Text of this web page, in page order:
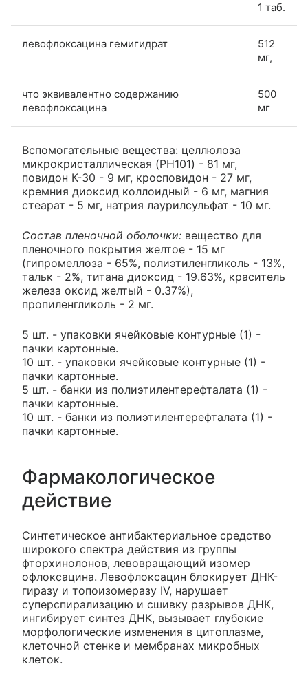
1 таб.
левофлоксацина гемигидрат
512
мг,
что эквивалентно содержанию
левофлоксацина
500
мг
Вспомогательные вещества: целлюлоза
микрокристаллическая (PH101) - 81 мг,
повидон К-30 - 9 мг, кросповидон - 27 мг,
кремния диоксид коллоидный - 6 мг, магния
стеарат - 5 мг, натрия лаурилсульфат - 10 мг.
Состав пленочной оболочки: вещество для
пленочного покрытия желтое - 15 мг
(гипромеллоза - 65%, полиэтиленгликоль - 13%,
тальк - 2%, титана диоксид - 19.63%, краситель
железа оксид желтый - 0.37%),
пропиленгликоль - 2 мг.
5 шт. - упаковки ячейковые контурные (1) -
пачки картонные.
10 шт. - упаковки ячейковые контурные (1) -
пачки картонные.
5 шт. - банки из полиэтилентерефталата (1) -
пачки картонные.
10 шт. - банки из полиэтилентерефталата (1) -
пачки картонные.
Фармакологическое
действие
Синтетическое антибактериальное средство
широкого спектра действия из группы
фторхинолонов, левовращающий изомер
офлоксацина. Левофлоксацин блокирует ДНК-
гиразу и топоизомеразу IV, нарушает
суперспирализацию и сшивку разрывов ДНК,
ингибирует синтез ДНК, вызывает глубокие
морфологические изменения в цитоплазме,
клеточной стенке и мембранах микробных
клеток.